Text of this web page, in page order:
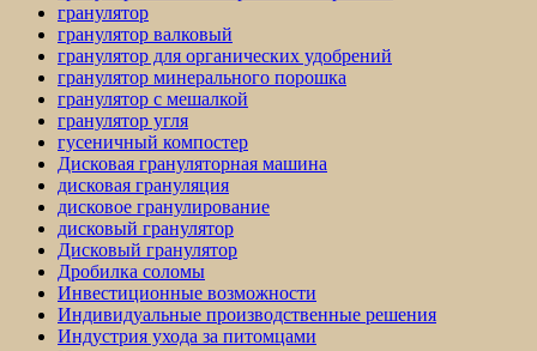
гранулятор
гранулятор валковый
гранулятор для органических удобрений
гранулятор минерального порошка
гранулятор с мешалкой
гранулятор угля
гусеничный компостер
Дисковая грануляторная машина
дисковая грануляция
дисковое гранулирование
дисковый гранулятор
Дисковый гранулятор
Дробилка соломы
Инвестиционные возможности
Индивидуальные производственные решения
Индустрия ухода за питомцами